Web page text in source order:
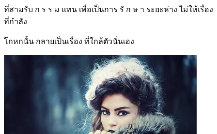
ที่สามรับ ก ร ร ม แทน เพื่อเป็นการ รั ก ษ า ระยะห่าง ไม่ให้เรื่อง
ที่กำลัง
โกหกนั้น กลายเป็นเรื่อง ที่ใกล้ตัวนั่นเอง